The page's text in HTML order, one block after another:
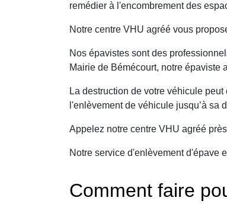
remédier à l'encombrement des
Notre centre VHU agréé vous
Nos épavistes sont des
Mairie de Bémécourt, notre épaviste
La destruction de votre véhicule
l'enlèvement de véhicule jusqu’à sa
Appelez notre centre VHU agréé
Notre service d'enlèvement d'épave
Comment faire